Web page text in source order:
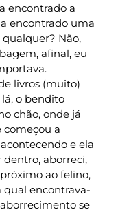
encontrado a
encontrado uma
Não,
afinal, eu
livros (muito)
o bendito
chão, onde já
começou a
e ela
aborreci,
ao felino,
qual encontrava-
se